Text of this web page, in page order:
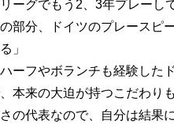
ーグでもう2、3年プレーし
部分、ドイツのプレースピ
」
ーフやボランチも経験した
本来の大迫が持つこだわり
さの代表なので、自分は結